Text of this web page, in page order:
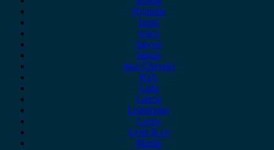
Hyundai
Isuzu
iveco
Jaecoo
Jaguar
Jeep Chrysler
KIA
Lada
Lancia
Leapmotor
Lexus
Lynk & co
Mazda